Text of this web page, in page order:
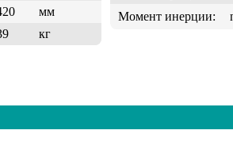
мм
кг
Момент инерции: